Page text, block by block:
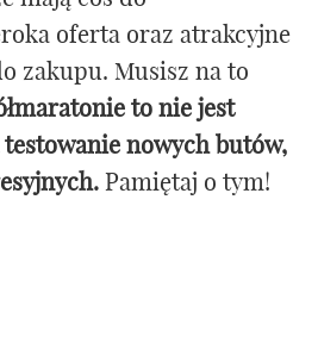
oferta oraz atrakcyjne
zakupu. Musisz na to
to nie jest
nowych butów,
Pamiętaj o tym!